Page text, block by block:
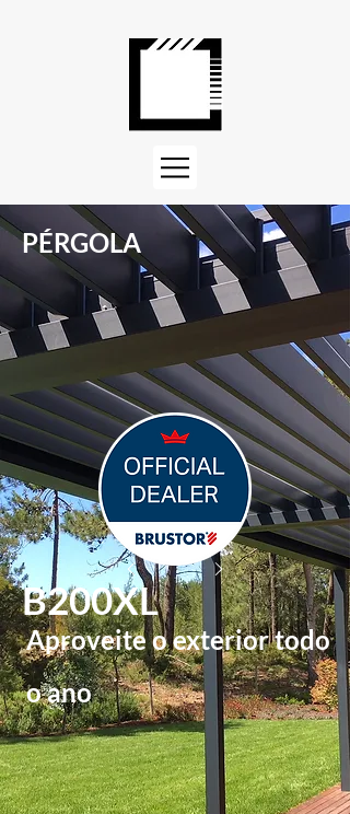
PÉRGOLA
B200XL
Aproveite o exterior todo
o ano